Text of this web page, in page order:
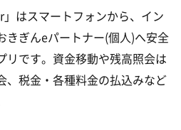
」はスマートフォンから、イン
きぎんeパートナー(個人)へ安全
リです。資金移動や残高照会は
、税金・各種料金の払込みなど